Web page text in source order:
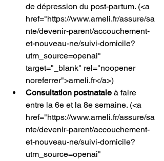
de dépression du post-partum. (<a
href="https://www.ameli.fr/assure/sa
nte/devenir-parent/accouchement-
et-nouveau-ne/suivi-domicile?
utm_source=openai"
target="_blank" rel="noopener
noreferrer">ameli.fr</a>)
Consultation postnatale à faire
entre la 6e et la 8e semaine. (<a
href="https://www.ameli.fr/assure/sa
nte/devenir-parent/accouchement-
et-nouveau-ne/suivi-domicile?
utm_source=openai"